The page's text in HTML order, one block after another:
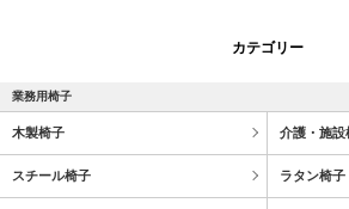
カテゴリー
業務用椅子
木製椅子 介護・施設
スチール椅子 ラタン椅子